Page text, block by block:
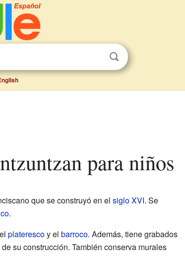
para niños
que se construyó en el siglo XVI. Se
.
platerescoy el barroco. Además, tiene grabados
su construcción. También conserva murales